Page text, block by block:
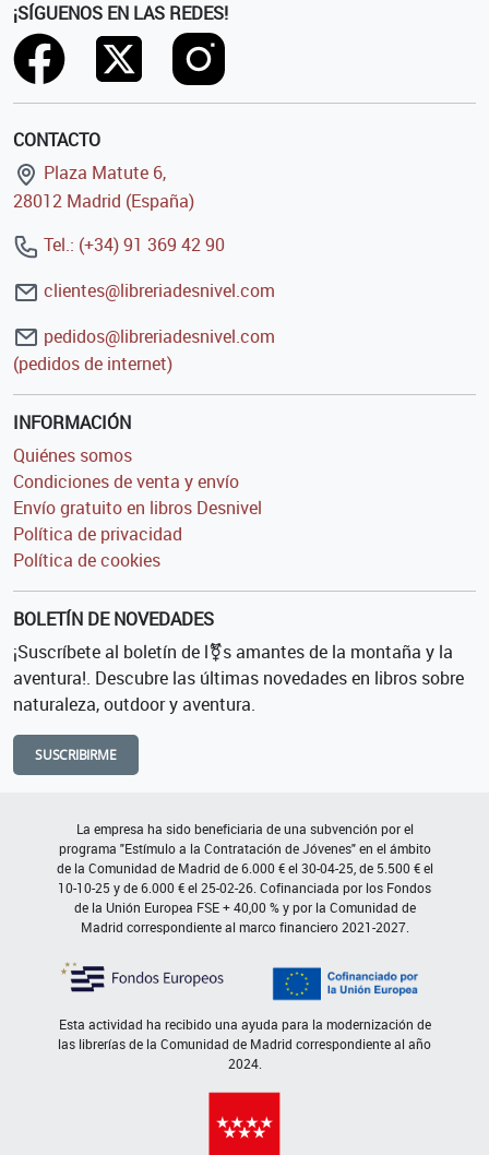
¡SÍGUENOS EN LAS REDES!
CONTACTO
Plaza Matute 6,
28012 Madrid (España)
Tel.: (+34) 91 369 42 90
clientes@libreriadesnivel.com
pedidos@libreriadesnivel.com
(pedidos de internet)
INFORMACIÓN
Quiénes somos
Condiciones de venta y envío
Envío gratuito en libros Desnivel
Política de privacidad
Política de cookies
BOLETÍN DE NOVEDADES
¡Suscríbete al boletín de l⚧s amantes de la montaña y la
aventura!. Descubre las últimas novedades en libros sobre
naturaleza, outdoor y aventura.
SUSCRIBIRME
La empresa ha sido beneficiaria de una subvención por el
programa "Estímulo a la Contratación de Jóvenes" en el ámbito
de la Comunidad de Madrid de 6.000 € el 30-04-25, de 5.500 € el
10-10-25 y de 6.000 € el 25-02-26. Cofinanciada por los Fondos
de la Unión Europea FSE + 40,00 % y por la Comunidad de
Madrid correspondiente al marco financiero 2021-2027.
Esta actividad ha recibido una ayuda para la modernización de
las librerías de la Comunidad de Madrid correspondiente al año
2024.